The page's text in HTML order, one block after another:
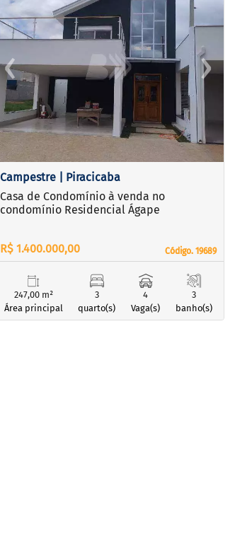
‹Previous ›Next
Campestre | Piracicaba
Código. 19689
Código. 19689
Casa de Condomínio à venda no
condomínio Residencial Ágape
R$ 1.400.000,00
247,00 m²
Área principal
3
quarto(s)
4
Vaga(s)
3
banho(s)